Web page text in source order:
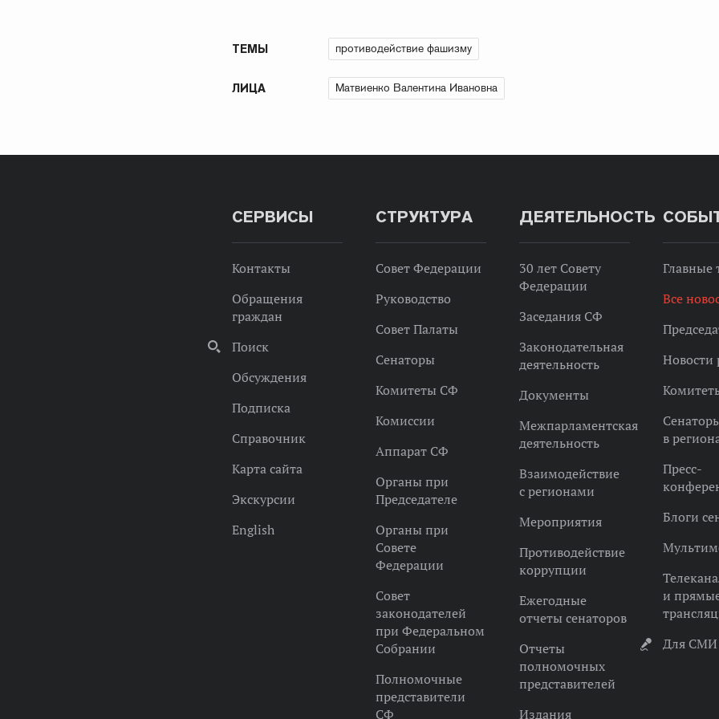
ТЕМЫ противодействие фашизму
ЛИЦА Матвиенко Валентина Ивановна
СЕРВИСЫ
Контакты
Обращения
граждан
Поиск
Обсуждения
Подписка
Справочник
Карта сайта
Экскурсии
English
СТРУКТУРА
Совет Федерации
Руководство
Совет Палаты
Сенаторы
Комитеты СФ
Комиссии
Аппарат СФ
Органы при
Председателе
Органы при
Совете
Федерации
Совет
законодателей
при Федеральном
Собрании
Полномочные
представители
СФ
ДЕЯТЕЛЬНОСТЬ
30 лет Совету
Федерации
Заседания СФ
Законодательная
деятельность
Документы
Межпарламентская
деятельность
Взаимодействие
с регионами
Мероприятия
Противодействие
коррупции
Ежегодные
отчеты сенаторов
Отчеты
полномочных
представителей
Издания
Главные
Все
Новости
в
Пресс-
Блоги
и
Для СМИ